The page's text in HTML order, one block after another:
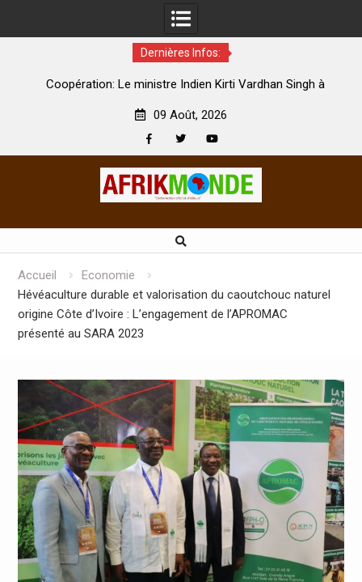
Dernières Infos:
Coopération: Le ministre Indien Kirti Vardhan Singh à
09 Août, 2026
Accueil
Economie
Hévéaculture durable et valorisation du caoutchouc naturel
origine Côte d’Ivoire : L’engagement de l’APROMAC
présenté au SARA 2023